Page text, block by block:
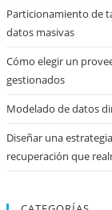
Particionamiento de
datos masivas
Cómo elegir un
gestionados
Modelado de datos
Diseñar una
recuperación que